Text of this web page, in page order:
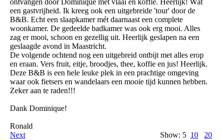
ontvangen door Dominique met vlaai en koffie. Heerlijk! Wát
een gastvrijheid. Ik kreeg ook een uitgebreide 'tour' door de
B&B. Echt een slaapkamer mét daarnaast een complete
woonkamer. De gedeelde badkamer was ook erg mooi. Alles
zag er mooi, schoon en gezellig uit. Heerlijk geslapen na een
geslaagde avond in Maastricht.
De volgende ochtend nog een uitgebreid ontbijt met alles erop
en eraan. Vers fruit, eitje, broodjes, thee, koffie en jus! Heerlijk.
Deze B&B is een hele leuke plek in een prachtige omgeving
waar ook fietsers en wandelaars een mooie tijd kunnen hebben.
Zeker aan te raden!!!
Dank Dominique!
Ronald
Next
Show: 5 10
20